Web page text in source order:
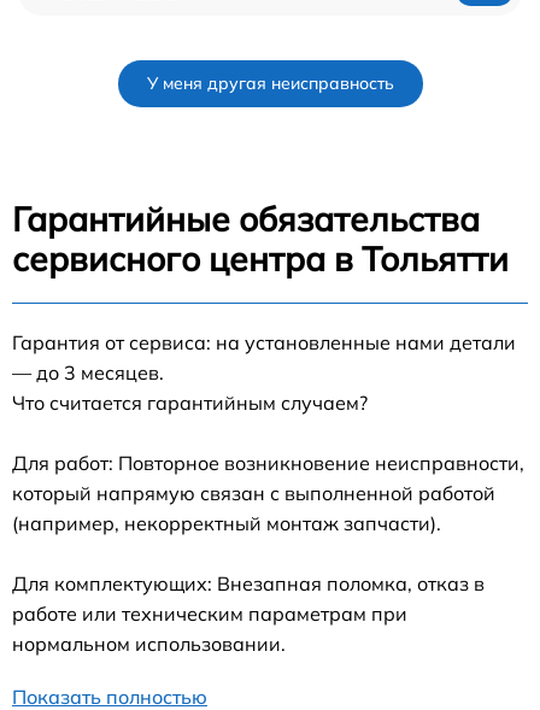
У меня другая неисправность
Гарантийные обязательства
сервисного центра в Тольятти
Гарантия от сервиса: на установленные нами детали
— до 3 месяцев.
Что считается гарантийным случаем?
Для работ: Повторное возникновение неисправности,
который напрямую связан с выполненной работой
(например, некорректный монтаж запчасти).
Для комплектующих: Внезапная поломка, отказ в
работе или техническим параметрам при
нормальном использовании.
Показать полностью